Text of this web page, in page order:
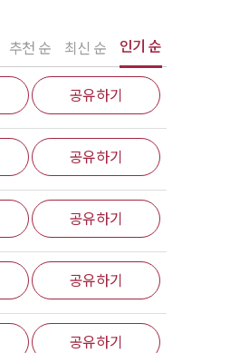
추천 순
최신 순 인기 순
공유하기
공유하기
공유하기
공유하기
공유하기